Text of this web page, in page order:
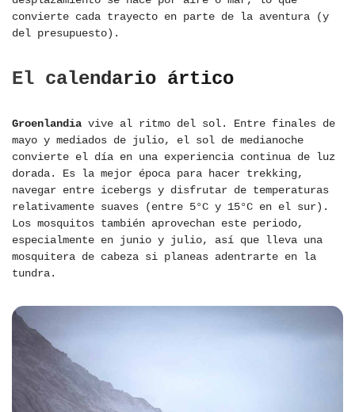
convierte cada trayecto en parte de la aventura (y
del presupuesto).
El calendario ártico
Groenlandia vive al ritmo del sol. Entre finales de
mayo y mediados de julio, el sol de medianoche
convierte el día en una experiencia continua de luz
dorada. Es la mejor época para hacer trekking,
navegar entre icebergs y disfrutar de temperaturas
relativamente suaves (entre 5°C y 15°C en el sur).
Los mosquitos también aprovechan este periodo,
especialmente en junio y julio, así que lleva una
mosquitera de cabeza si planeas adentrarte en la
tundra.